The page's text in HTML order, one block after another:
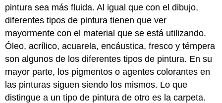
pintura sea más fluida. Al igual que con el dibujo,
diferentes tipos de pintura tienen que ver
mayormente con el material que se está utilizando.
Óleo, acrílico, acuarela, encáustica, fresco y témpera
son algunos de los diferentes tipos de pintura. En su
mayor parte, los pigmentos o agentes colorantes en
las pinturas siguen siendo los mismos. Lo que
distingue a un tipo de pintura de otro es la carpeta.